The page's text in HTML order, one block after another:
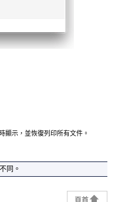
顯示，並恢復列印所有文件。
同。